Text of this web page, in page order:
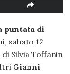
puntata di
sabato 12
Silvia Toffanin
Gianni